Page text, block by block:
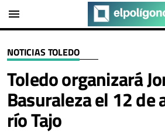
menu
NOTICIAS TOLEDO
Toledo organizará
Basuraleza el 12 de
río Tajo